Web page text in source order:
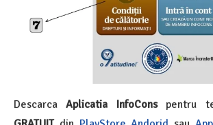
DescarcaAplicatia InfoConspentru